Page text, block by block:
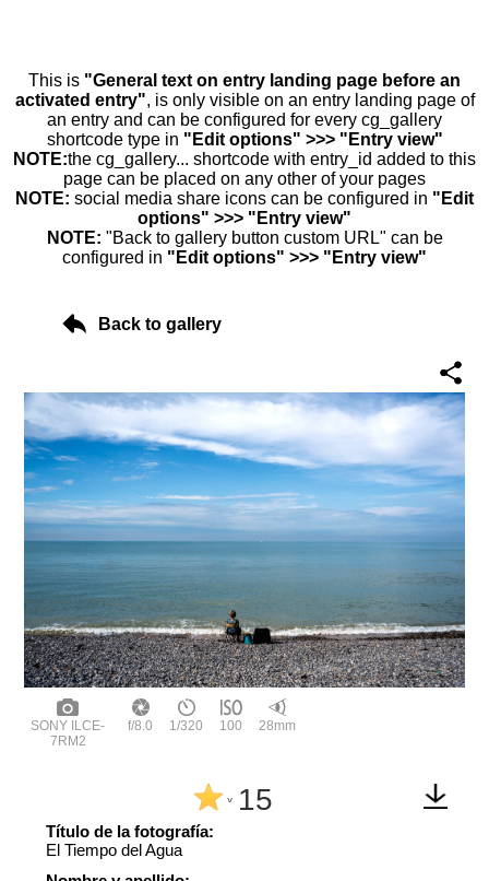
This is "General text on entry landing page before an
activated entry", is only visible on an entry landing page of
an entry and can be configured for every cg_gallery
shortcode type in "Edit options" >>> "Entry view"
NOTE:the cg_gallery... shortcode with entry_id added to this
page can be placed on any other of your pages
NOTE: social media share icons can be configured in "Edit
options" >>> "Entry view"
NOTE: "Back to gallery button custom URL" can be
configured in "Edit options" >>> "Entry view"
Back to gallery
SONY ILCE-
7RM2
f/8.0 1/320 100 28mm
^ 15
Título de la fotografía:
El Tiempo del Agua